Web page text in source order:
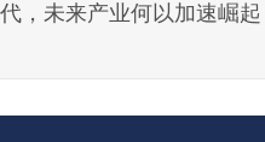
，未来产业何以加速崛起